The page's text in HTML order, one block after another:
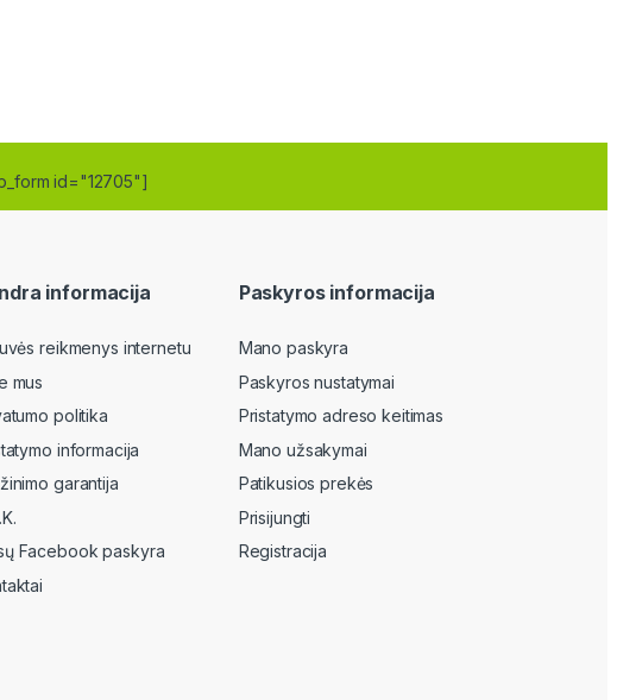
id="12705"]
informacija
reikmenys internetu
mus
politika
informacija
garantija
Facebook paskyra
Paskyros informacija
Mano paskyra
Paskyros nustatymai
Pristatymo adreso keitimas
Mano užsakymai
Patikusios prekės
Prisijungti
Registracija